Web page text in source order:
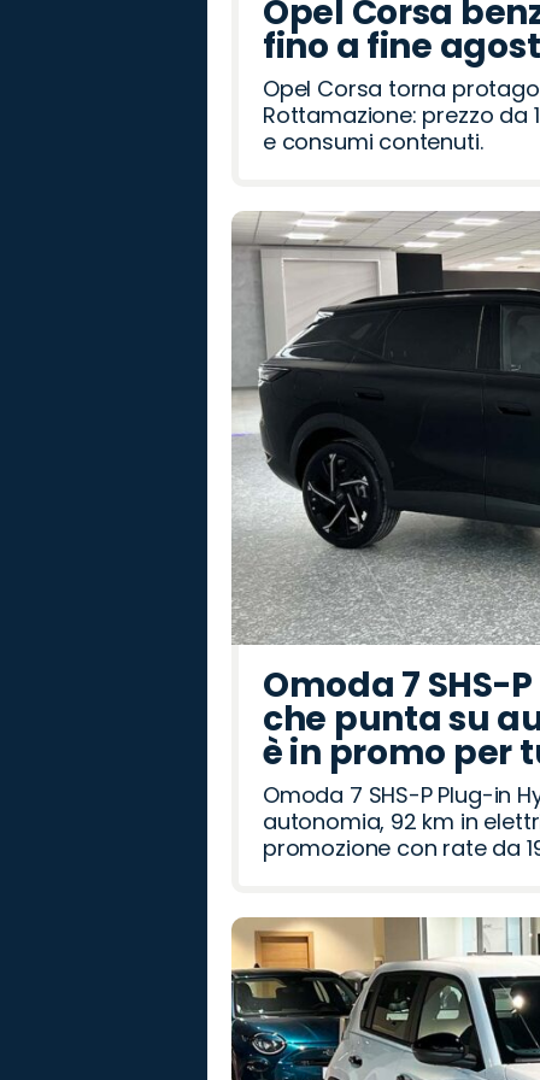
Opel Corsa
fino a fine
Opel Corsa torna
Rottamazione: prezzo da
e consumi contenuti.
Omoda 7 SHS-
che punta su
è in promo per
Omoda 7 SHS-P Plug-in
autonomia, 92 km in
promozione con rate da